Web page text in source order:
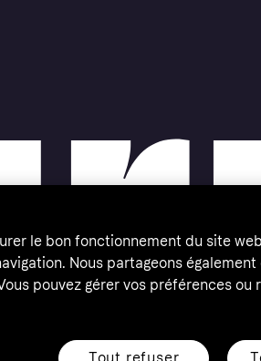
le bon fonctionnement du site
Nous partageons également
pouvez gérer vos préférences ou